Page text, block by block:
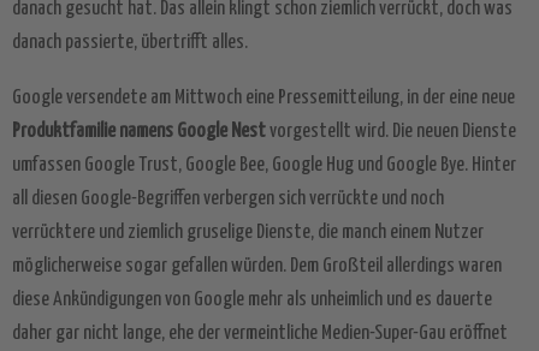
danach gesucht hat. Das allein klingt schon ziemlich verrückt, doch was
danach passierte, übertrifft alles.
Google versendete am Mittwoch eine Pressemitteilung, in der eine neue
Produktfamilie namens Google Nestvorgestellt wird. Die neuen Dienste
umfassen Google Trust, Google Bee, Google Hug und Google Bye. Hinter
all diesen Google-Begriffen verbergen sich verrückte und noch
verrücktere und ziemlich gruselige Dienste, die manch einem Nutzer
möglicherweise sogar gefallen würden. Dem Großteil allerdings waren
diese Ankündigungen von Google mehr als unheimlich und es dauerte
daher gar nicht lange, ehe der vermeintliche Medien-Super-Gau eröffnet